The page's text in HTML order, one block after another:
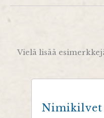
Vielä lisää
Nimikilvet